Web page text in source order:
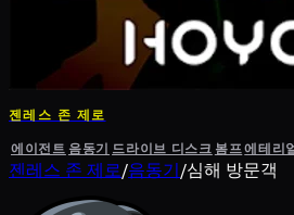
젠레스 존 제로
에이전트 음동기 드라이브 디스크 봄프에테리
젠레스 존 제로/음동기/심해 방문객